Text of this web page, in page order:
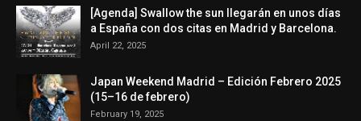
[Agenda] Swallow the sun llegarán en unos días
a España con dos citas en Madrid y Barcelona.
April 22, 2025
Japan Weekend Madrid – Edición Febrero 2025
(15–16 de febrero)
February 19, 2025